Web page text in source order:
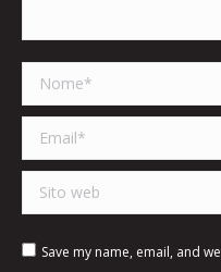
Nome *
Email *
Sito web
Save my name, email, and